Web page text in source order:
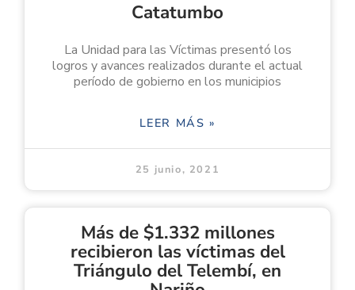
Catatumbo
La Unidad para las Víctimas presentó los
logros y avances realizados durante el actual
período de gobierno en los municipios
LEER MÁS »
25 junio, 2021
Más de $1.332 millones
recibieron las víctimas del
Triángulo del Telembí, en